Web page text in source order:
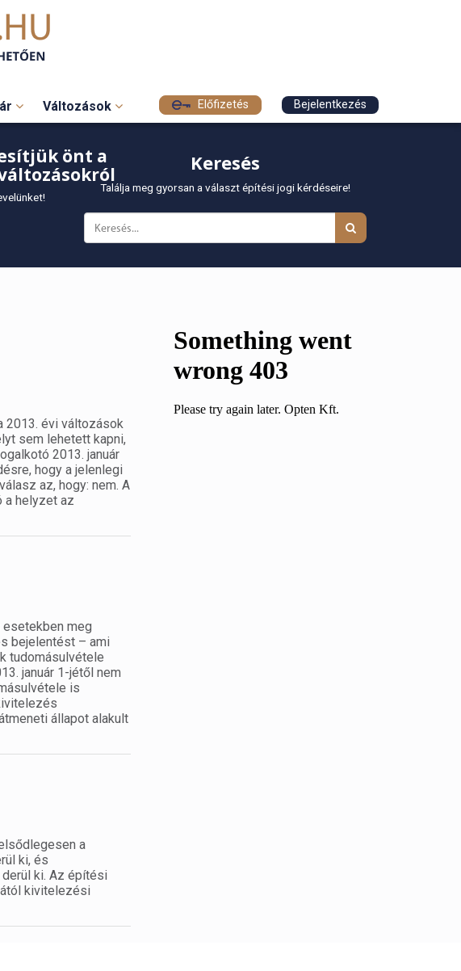
Változások Előfizetés Bejelentkezés
önt a
Keresés
Találja meg gyorsan a választ építési jogi kérdéseire!
2013. évi változások
sem lehetett kapni,
2013. január
hogy a jelenlegi
az, hogy: nem. A
a helyzet az
meg
bejelentést – ami
tudomásulvétele
január 1-jétől nem
is
állapot alakult
a
ki, és
derül ki. Az építési
kivitelezési